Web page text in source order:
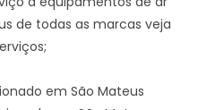
de todas as marcas veja
em São Mateus